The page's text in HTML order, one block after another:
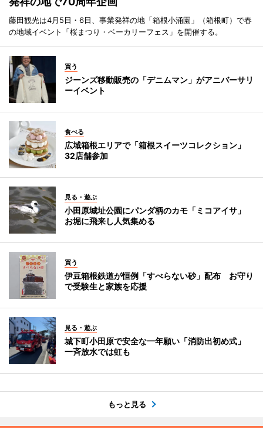
藤田観光は4月5日・6日、事業発祥の地「箱根小涌園」（箱根町）で春
の地域イベント「桜まつり・ベーカリーフェス」を開催する。
買う
ジーンズ移動販売の「デニムマン」がアニバーサリ
ーイベント
食べる
広域箱根エリアで「箱根スイーツコレクション」
32店舗参加
見る・遊ぶ
小田原城址公園にパンダ柄のカモ「ミコアイサ」
お堀に飛来し人気集める
買う
伊豆箱根鉄道が恒例「すべらない砂」配布 お守り
で受験生と家族を応援
見る・遊ぶ
城下町小田原で安全な一年願い「消防出初め式」
一斉放水では虹も
もっと見る